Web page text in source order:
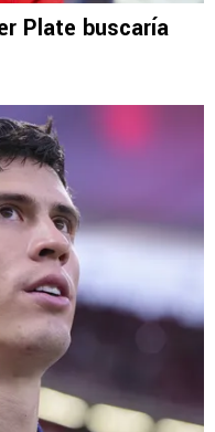
Plate buscaría